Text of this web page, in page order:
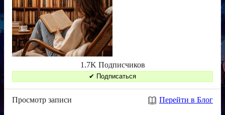
1.7K Подписчиков
Просмотр записи Перейти в Блог